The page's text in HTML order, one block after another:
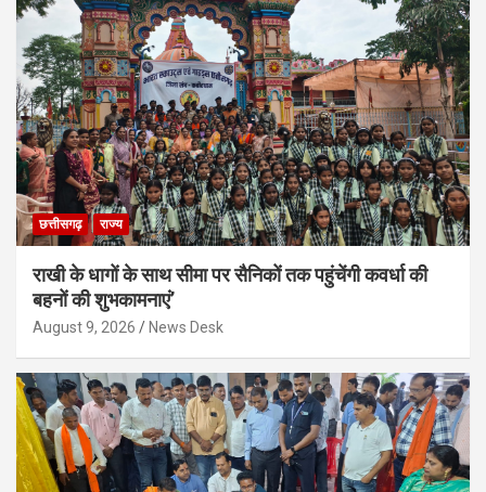
छत्तीसगढ़ राज्य
राखी के धागों के साथ सीमा पर सैनिकों तक पहुंचेंगी कवर्धा की
बहनों की शुभकामनाएं’
August 9, 2026 News Desk